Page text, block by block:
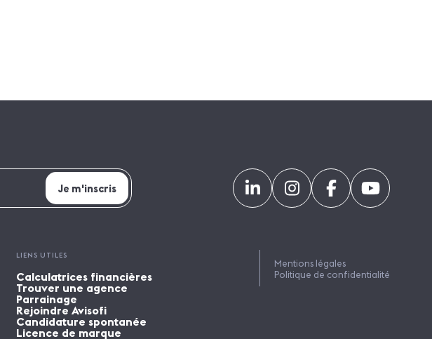
LIENS UTILES
Calculatrices financières
Trouver une agence
Parrainage
Rejoindre Avisofi
Candidature spontanée
Licence de marque
Mentions légales
Politique de confidentialité